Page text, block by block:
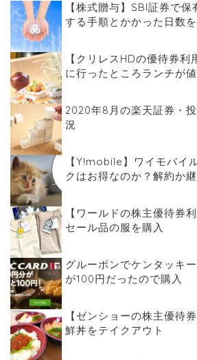
【株式贈与】SBI証券で
する手順とかかった日数
【クリレスHDの優待券
に行ったところランチが
2020年8月の楽天証券・
況
【Y!mobile】ワイモバイ
クはお得なのか？解約か
【ワールドの株主優待券
セール品の服を購入
グルーポンでケンタッキ
が100円だったので購入
【ゼンショーの株主優待
鮮丼をテイクアウト